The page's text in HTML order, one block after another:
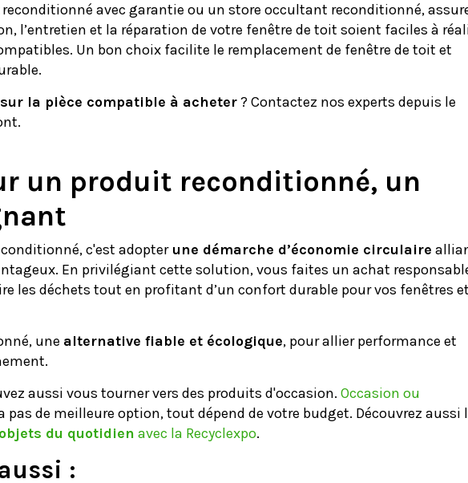
avec garantie ou un store occultant reconditionné,
l’entretien et la réparation de votre fenêtre de toit soient faciles à
Un bon choix facilite le remplacement de fenêtre de toit et
la pièce compatible à acheter? Contactez nos experts depuis le
un produit reconditionné, un
c'est adopterune démarche d’économie circulaire
En privilégiant cette solution, vous faites un achat
les déchets tout en profitant d’un confort durable pour vos fenêtres et
une alternative fiable et écologique, pour allier performance et
aussi vous tourner vers des produits d'occasion. Occasion ou
pas de meilleure option, tout dépend de votre budget. Découvrez aussi
du quotidien avec la Recyclexpo.
: